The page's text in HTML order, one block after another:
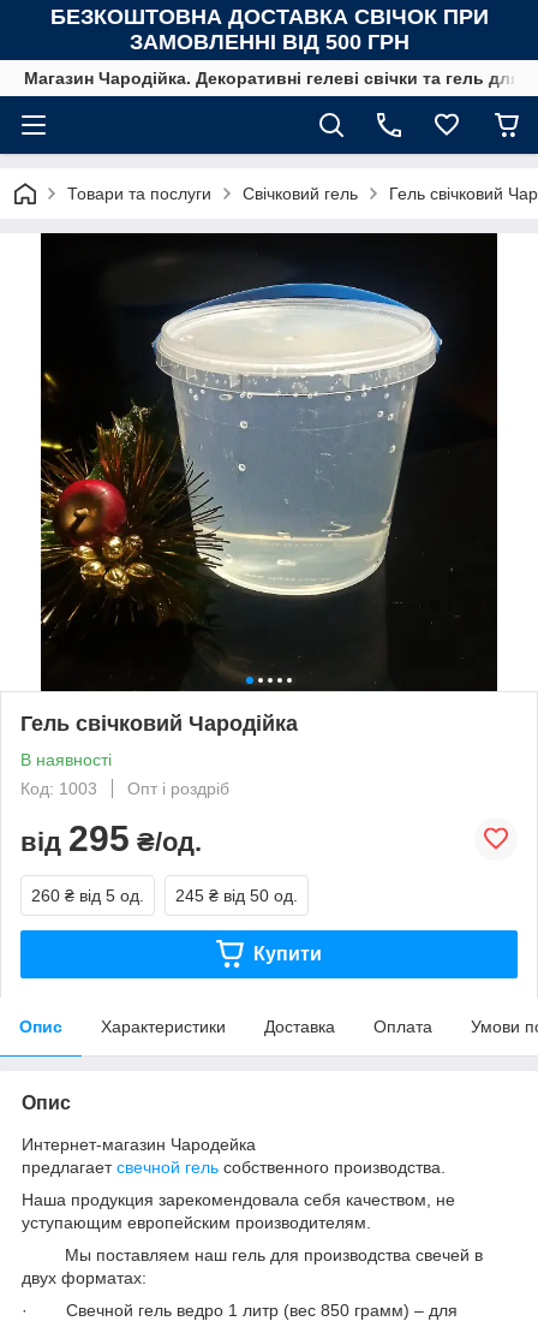
БЕЗКОШТОВНА ДОСТАВКА СВІЧОК ПРИ
ЗАМОВЛЕННІ ВІД 500 ГРН
Магазин Чародійка. Декоративні гелеві свічки та гель для
Товари та послуги Свічковий гель Гель свічковий
Гель свічковий Чародійка
В наявності
Код: 1003
Опт і роздріб
від 295 ₴/од.
260 ₴ від 5 од. 245 ₴ від 50 од.
Купити
Опис Характеристики Доставка Оплата Умови
Опис
Интернет-магазин Чародейка
предлагаетсвечной гель собственного производства.
Наша продукция зарекомендовала себя качеством, не
уступающим европейским производителям.
Мы поставляем наш гель для производства свечей в
двух форматах:
· Свечной гель ведро 1 литр (вес 850 грамм) – для